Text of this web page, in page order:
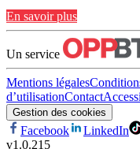
En savoir plus
Un service
Mentions légales
d’utilisationContact
Gestion des cookies
Facebook LinkedIn
v1.0.215